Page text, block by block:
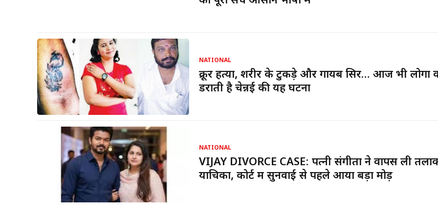
NATIONAL
क्रूर हत्या, शरीर के टुकड़े और गायब सिर… आज भी लोगों
डराती है चेन्नई की यह घटना
NATIONAL
VIJAY DIVORCE CASE: पत्नी संगीता ने वापस ली
याचिका, कोर्ट में सुनवाई से पहले आया बड़ा मोड़